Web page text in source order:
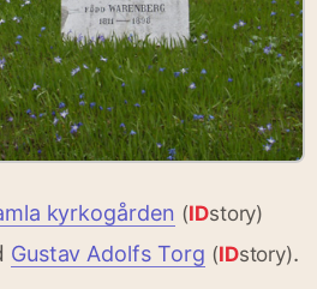
kyrkogården (IDstory)
Gustav Adolfs Torg (IDstory).